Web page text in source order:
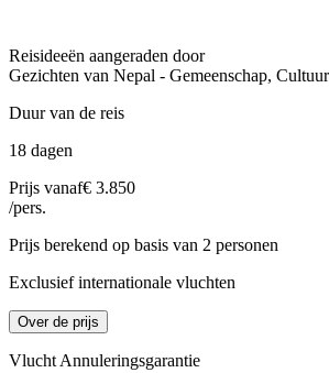
Reisideeën aangeraden door
Gezichten van Nepal - Gemeenschap,
Duur van de reis
18 dagen
Prijs vanaf€ 3.850
/pers.
Prijs berekend op basis van 2 personen
Exclusief internationale vluchten
Over de prijs
Vlucht Annuleringsgarantie